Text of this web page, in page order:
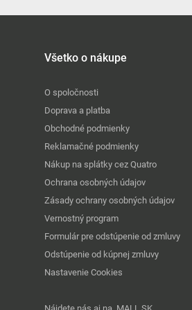
Všetko o nákupe
O spoločnosti
Doprava a platba
Obchodné podmienky
Reklamačné podmienky
Nákup na splátky cez Quatro
Ochrana osobných údajov
Zásady ochrany osobných údajov
Vernostný program
Formulár pre odstúpenie od zmluvy
Odstúpenie od kúpnej zmluvy
Nastavenie Cookies